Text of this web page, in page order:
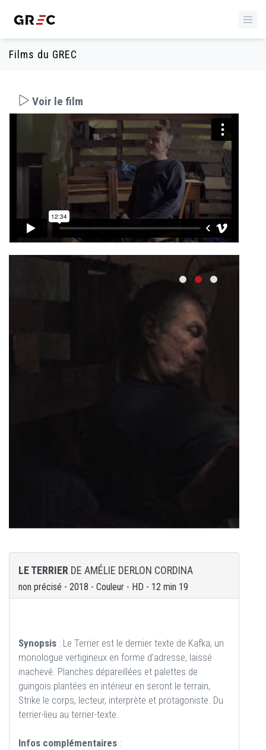
Films du GREC
Voir le film
LE TERRIER DE AMÉLIE DERLON CORDINA
non précisé - 2018 - Couleur - HD - 12 min 19
Synopsis : Le Terrier est le dernier texte de Kafka, un
monologue vertigineux en forme d’adresse, laissé
inachevé. Planches dépareillées et palettes de
guingois plantées en intérieur en seront le terrain,
Strike le corps, lecteur, interprète et protagoniste. Du
terrier-lieu au terrier-texte.
Infos complémentaires :